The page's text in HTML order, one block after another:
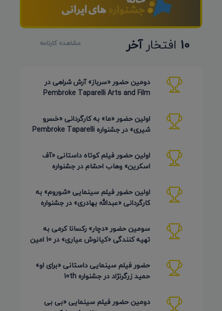
10 افتخارآخر مشاهده کارنامه
دومین حضور «سرباز» آرش شراهی در
Pembroke Taparelli Arts and Film
اولین حضور «ما» به کارگردانی «خسرو
شیری» در جشنواره Pembroke Taparelli
اولین حضور فیلم کوتاه داستانی «آف
اسکرین» وهاب احشام در جشنواره
اولین حضور فیلم سینمایی «شوروم» به
کارگردانی «عبدالله بهادری» در جشنواره
سومین حضور «دچار» رکسانا کرمی به
تهیه کنندگی «کیانوش عیاری» در 10 امین
حضور فیلم سینمایی داستانی «برای او»
حمید زرگرنژاد در جشنواره 10th
دومین حضور فیلم سینمایی «بی بی